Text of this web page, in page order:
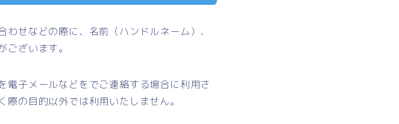
せなどの際に、名前（ハンドルネーム）、
ざいます。
電子メールなどをでご連絡する場合に利用さ
の目的以外では利用いたしません。